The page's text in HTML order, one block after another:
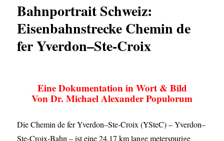
Bahnportrait Schweiz:
Eisenbahnstrecke Chemin de
fer Yverdon–Ste-Croix
Eine Dokumentation in Wort & Bild
Von Dr. Michael Alexander Populorum
Die Chemin de fer Yverdon–Ste-Croix (YSteC) – Yverdon–
Ste-Croix-Bahn – ist eine 24,17 km lange meterspurige